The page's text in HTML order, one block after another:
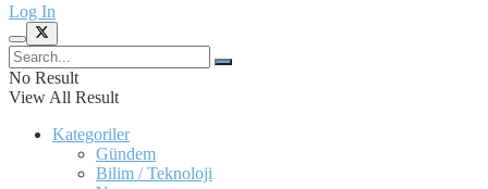
Log In
No Result
View All Result
Kategoriler
Gündem
Bilim / Teknoloji